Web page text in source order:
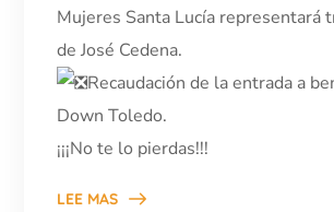
Mujeres Santa Lucía representará
de José Cedena.
Recaudación de la entrada a
Down Toledo.
¡¡¡No te lo pierdas!!!
LEE MAS